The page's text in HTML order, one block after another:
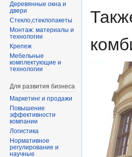
Деревянные окна и
двери
Стекло,стеклопакеты
Монтаж: материалы и
технологии
Крепеж
Мебельные
комплектующие и
технологии
Для развития бизнеса
Маркетинг и продажи
Повышение
эффективности
компании
Логистика
Нормативное
регулирование и
научные